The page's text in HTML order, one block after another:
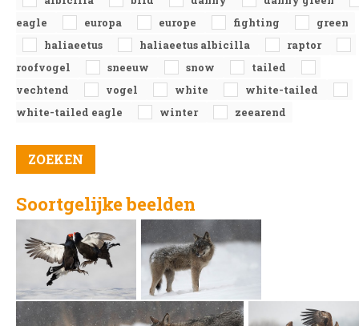
eagle
europa europe fighting
green
haliaeetus
haliaeetus albicilla
raptor
roofvogel
sneeuw snow
tailed
vechtend
vogel white
white-tailed
white-tailed eagle
winter zeearend
Soortgelijke beelden